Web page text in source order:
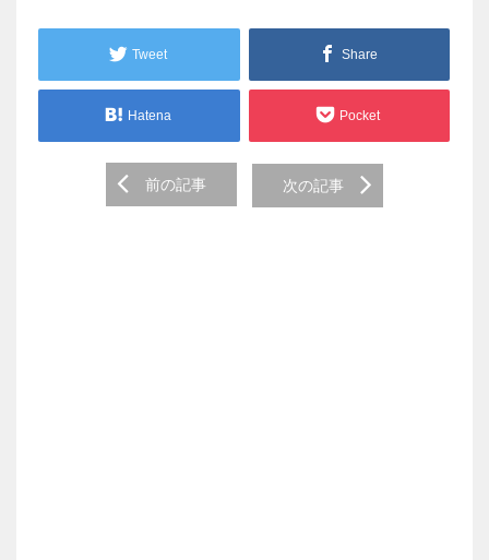
Tweet Share
Hatena Pocket
navigation
前の記事 次の記事